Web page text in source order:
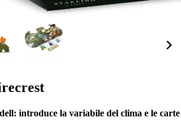
introduce la variabile del clima e le carte